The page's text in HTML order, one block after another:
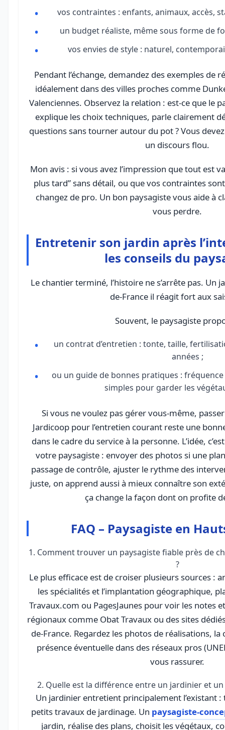
vos contraintes : enfants, animaux, accès,
un budget réaliste, même sous forme de
vos envies de style : naturel,
Pendant l’échange, demandez des exemples de
idéalement dans des villes proches comme
Valenciennes. Observez la relation : est-ce que le
explique les choix techniques, parle clairement
questions sans tourner autour du pot ? Vous
un discours flou.
Mon avis : si vous avez l’impression que tout est
plus tard” sans détail, ou que vos contraintes sont
changez de pro. Un bon paysagiste vous aide à
vous perdre.
Entretenir son jardin après
les conseils du
Le chantier terminé, l’histoire ne s’arrête pas. Un
de-France il réagit fort aux
Souvent, le paysagiste
un contrat d’entretien : tonte, taille,
années ;
ou un guide de bonnes pratiques :
simples pour garder les
Si vous ne voulez pas gérer vous-même,
Jardicoop pour l’entretien courant reste une
dans le cadre du service à la personne. L’idée,
votre paysagiste : envoyer des photos si une
passage de contrôle, ajuster le rythme des
juste, on apprend aussi à mieux connaître son
ça change la façon dont on profite
FAQ – Paysagiste en
1. Comment trouver un paysagiste fiable près de
?
Le plus efficace est de croiser plusieurs sources :
les spécialités et l’implantation géographique,
Travaux.com ou PagesJaunes pour voir les notes
régionaux comme Obat Travaux ou des sites
de-France. Regardez les photos de réalisations,
présence éventuelle dans des réseaux pros
vous rassurer.
2. Quelle est la différence entre un jardinier et
Un jardinier entretient principalement l’existant
petits travaux de jardinage. Un paysagiste-
jardin, réalise des plans, choisit les végétaux,